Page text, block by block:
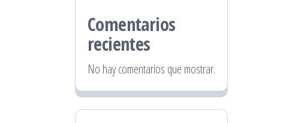
Comentarios
recientes
No hay comentarios que mostrar.